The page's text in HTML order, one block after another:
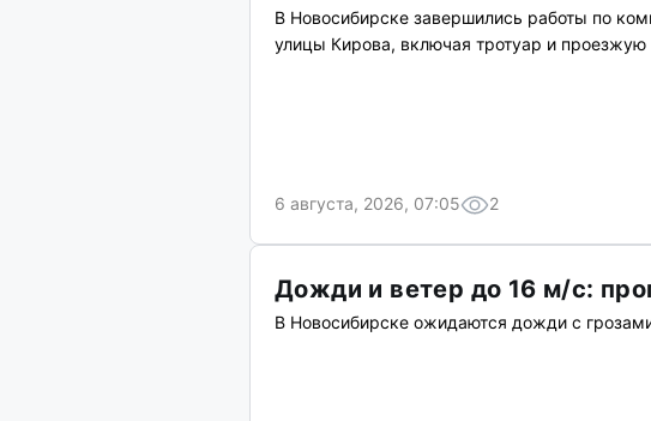
В Новосибирске завершились работы по
улицы Кирова, включая тротуар и проезжую
6 августа, 2026, 07:05 2
Дожди и ветер до 16 м/с:
В Новосибирске ожидаются дожди с